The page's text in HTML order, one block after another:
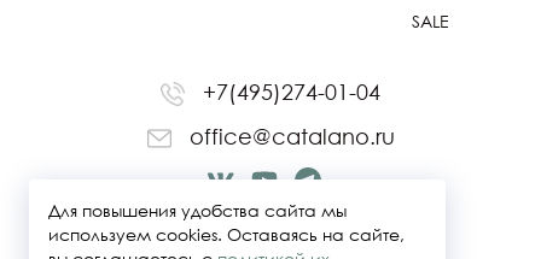
SALE
+7(495)274-01-04
office@catalano.ru
Для повышения удобства сайта мы
используем cookies. Оставаясь на сайте,